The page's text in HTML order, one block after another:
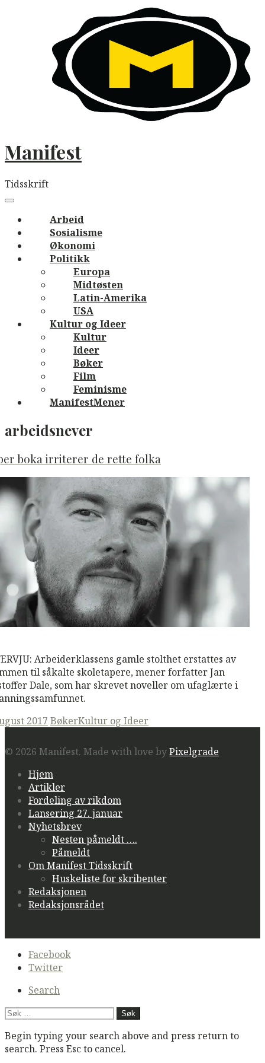
Manifest
Tidsskrift
navigation
Menu
Arbeid
Sosialisme
Økonomi
Politikk
Europa
Midtøsten
Latin-Amerika
USA
Kultur og Ideer
Kultur
Ideer
Bøker
Film
Feminisme
ManifestMener
arbeidsnever
boka irriterer de rette folka
Arbeiderklassens gamle stolthet erstattes av
til såkalte skoletapere, mener forfatter Jan
Dale, som har skrevet noveller om ufaglærte i
2017 BøkerKultur og Ideer
© 2026 Manifest. Made with love byPixelgrade
Hjem
Artikler
Fordeling av rikdom
Lansering 27. januar
Nyhetsbrev
Nesten påmeldt ….
Påmeldt
Om Manifest Tidsskrift
Huskeliste for skribenter
Redaksjonen
Redaksjonsrådet
Secondary
navigation
Facebook
Twitter
Search
Søk
Begin typing your search above and press return to
search. Press Esc to cancel.